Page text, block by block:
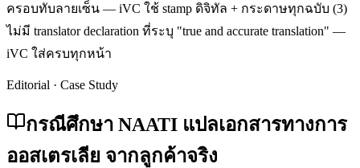
ครอบทับลายเซ็น — iVC ใช้ stamp ดิจิทัล + กระดาษทุกฉบับ (3)
ไม่มี translator declaration ที่ระบุ "true and accurate translation" —
iVC ใส่ครบทุกหน้า
Editorial · Case Study
กรณีศึกษา NAATI แปลเอกสารทางการ
ออสเตรเลีย จากลูกค้าจริง